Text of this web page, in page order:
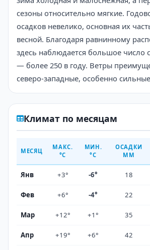
сезоны относительно мягкие.
осадков невелико, основная их
весной. Благодаря равнинному
здесь наблюдается большое число
— более 250 в году. Ветры
северо-западные, особенно
Климат по месяцам
МЕСЯЦ
МАКС.
°C
МИН.
°C
ОСАДКИ
ММ
Янв +3° -6° 18
Фев +6° -4° 22
Мар +12° +1° 35
Апр +19° +6° 42